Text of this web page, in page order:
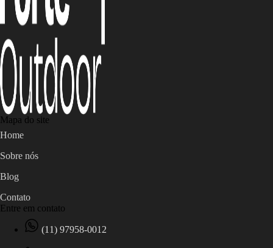
Mapa do site
Home
Sobre nós
Blog
Contato
Entre em contato
(11) 97958-0012